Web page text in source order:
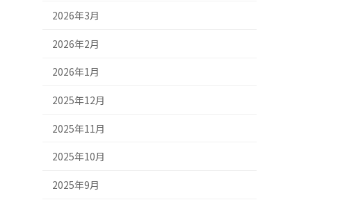
2026年3月
2026年2月
2026年1月
2025年12月
2025年11月
2025年10月
2025年9月